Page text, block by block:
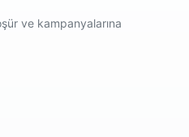
ve kampanyalarına